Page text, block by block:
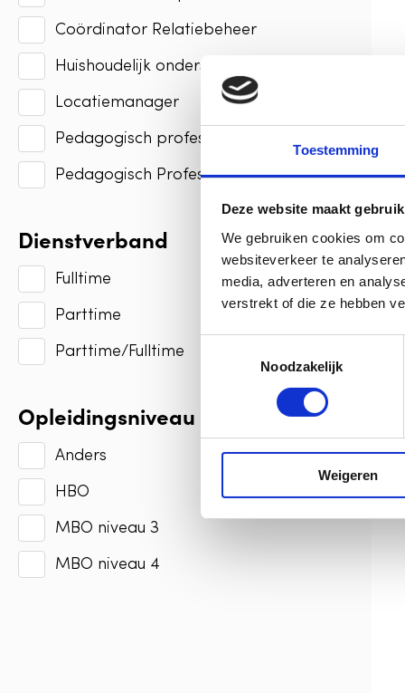
Toestemming
Deze website maakt
We gebruiken cookies om
websiteverkeer te
media, adverteren en
verstrekt of die ze hebben
i
Noodzakelijk
Weigeren
Coördinator Relatiebeheer
Huishoudelijk ondersteuner
Locatiemanager
Pedagogisch professional
Pedagogisch Professional VE
Dienstverband
Fulltime
Parttime
Parttime/Fulltime
Opleidingsniveau
Anders
HBO
MBO niveau 3
MBO niveau 4